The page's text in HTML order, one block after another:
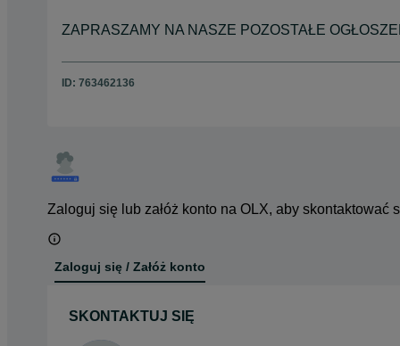
ZAPRASZAMY NA NASZE POZOSTAŁE
ID: 763462136
Zaloguj się lub załóż konto na OLX, aby skontaktować
Zaloguj się / Załóż konto
SKONTAKTUJ SIĘ